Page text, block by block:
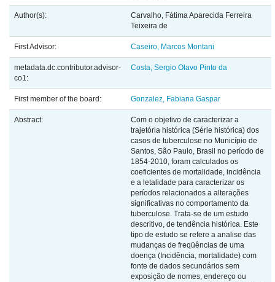
Author(s):
Carvalho, Fátima Aparecida Ferreira
Teixeira de
First Advisor: Caseiro, Marcos Montani
metadata.dc.contributor.advisor-
co1:
Costa, Sergio Olavo Pinto da
First member of the board: Gonzalez, Fabiana Gaspar
Abstract:
Com o objetivo de caracterizar a
trajetória histórica (Série histórica) dos
casos de tuberculose no Município de
Santos, São Paulo, Brasil no período de
1854-2010, foram calculados os
coeficientes de mortalidade, incidência
e a letalidade para caracterizar os
períodos relacionados a alterações
significativas no comportamento da
tuberculose. Trata-se de um estudo
descritivo, de tendência histórica. Este
tipo de estudo se refere a analise das
mudanças de freqüências de uma
doença (Incidência, mortalidade) com
fonte de dados secundários sem
exposição de nomes, endereço ou